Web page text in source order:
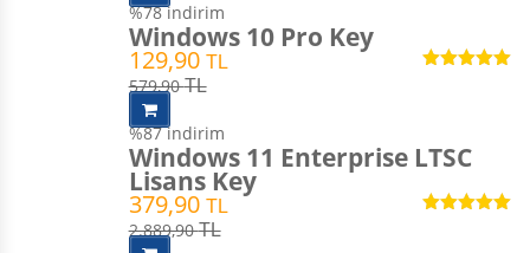
%78indirim
Windows 10 Pro Key
129,90 TL
579,90TL
%87indirim
Windows 11 Enterprise LTSC
Lisans Key
379,90 TL
2.889,90TL